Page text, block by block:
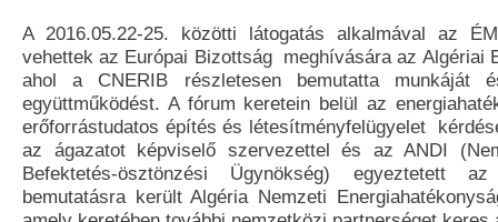
A 2016.05.22-25. közötti látogatás alkalmával az
vehettek az Európai Bizottság meghívására az Algériai
ahol a CNERIB részletesen bemutatta munkáját
együttműködést. A fórum keretein belül az
erőforrástudatos építés és létesítményfelügyelet
az ágazatot képviselő szervezettel és az ANDI
Befektetés-ösztönzési Ügynökség) egyeztetett
bemutatásra került Algéria Nemzeti